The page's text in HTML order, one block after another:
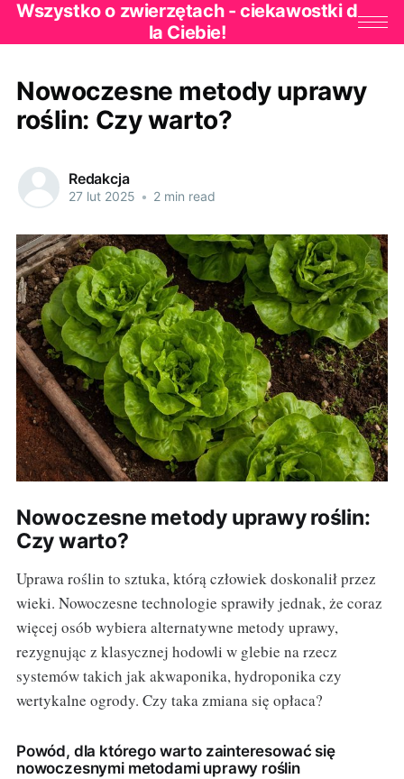
Wszystko o zwierzętach - ciekawostki d
la Ciebie!
Nowoczesne metody uprawy
roślin: Czy warto?
Redakcja
27 lut 2025 • 2 min read
Nowoczesne metody uprawy roślin:
Czy warto?
Uprawa roślin to sztuka, którą człowiek doskonalił przez
wieki. Nowoczesne technologie sprawiły jednak, że coraz
więcej osób wybiera alternatywne metody uprawy,
rezygnując z klasycznej hodowli w glebie na rzecz
systemów takich jak akwaponika, hydroponika czy
wertykalne ogrody. Czy taka zmiana się opłaca?
Powód, dla którego warto zainteresować się
nowoczesnymi metodami uprawy roślin